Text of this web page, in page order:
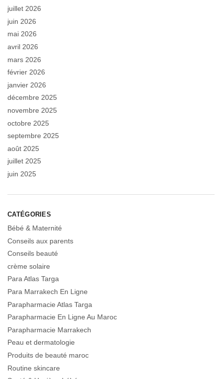
juillet 2026
juin 2026
mai 2026
avril 2026
mars 2026
février 2026
janvier 2026
décembre 2025
novembre 2025
octobre 2025
septembre 2025
août 2025
juillet 2025
juin 2025
CATÉGORIES
Bébé & Maternité
Conseils aux parents
Conseils beauté
crème solaire
Para Atlas Targa
Para Marrakech En Ligne
Parapharmacie Atlas Targa
Parapharmacie En Ligne Au Maroc
Parapharmacie Marrakech
Peau et dermatologie
Produits de beauté maroc
Routine skincare